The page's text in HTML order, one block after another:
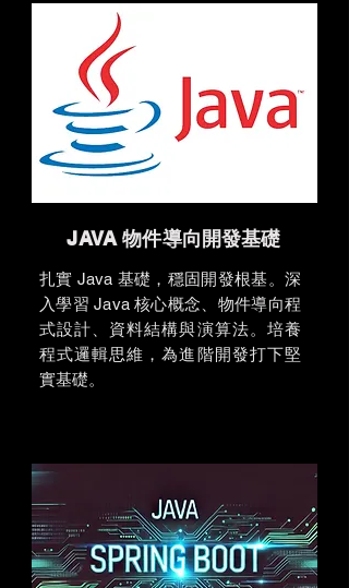
JAVA 物件導向開發基礎
扎實 Java 基礎，穩固開發根基。深
入學習 Java 核心概念、物件導向程
式設計、資料結構與演算法。培養
程式邏輯思維，為進階開發打下堅
實基礎。